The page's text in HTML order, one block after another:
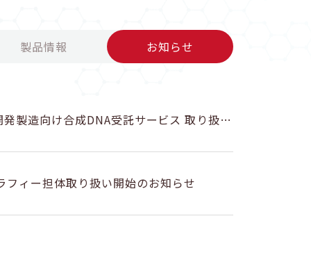
製品情報 お知らせ
製造向け合成DNA受託サービス 取り扱い
ィー担体取り扱い開始のお知らせ